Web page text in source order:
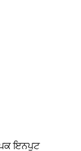
ਇਨਪੁਟ